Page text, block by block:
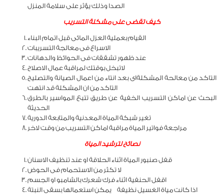
الصدا وذلك يؤثر على سلامة المنزل
كيف تقضى على مشكلة التسريب
القيام بعملية العزل المائى قبل اتمام البناء
الاسراع فى معالجة التسريبات
عند ظهور تشققات فى الحوائظ والدهانات
لاتبخل بوقتك لمراقبة عمال الاصلاح
التاكد من معالحة المشكلةاى بعد انتاء من اعمال الصيانة والتصليح
التاكد من ان المشكلة قد انتهت
البحث عن اماكن التسريب الخفية عن طريق تتبع المواسير بالطرق
الحديثة
تغير شبكة المياة المعدنية والمتابعة الدورية
مراجعة فواتير المياة مراقبة اماكن التسريب من وقت لاخر
نصائح لترشيد المياة
قفل صنبور المياة اثناء الحلاقة او عند تنظيف الاسنان
لا تكثر من الاستحمام فى الحوض
اقفل الحنفية اثناء فرك شعرك بالشامبو او الجسم
اذا كانت مياة الغسيل نظيفة يمكن استعمالها بسقى النبتة